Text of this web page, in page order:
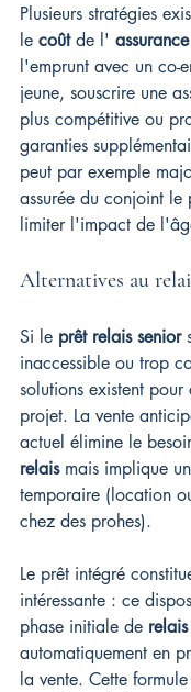
Plusieurs stratégies
le coût de l' assurance
l'emprunt avec un co-
jeune, souscrire une
plus compétitive ou
garanties
peut par exemple
assurée du conjoint le
limiter l'impact de
Alternatives au
Si le prêt relais senior
inaccessible ou trop
solutions existent pour
projet. La vente
actuel élimine le
relais mais implique
temporaire (location
chez des prohes).
Le prêt intégré
intéressante : ce
phase initiale de relais
automatiquement en
la vente. Cette